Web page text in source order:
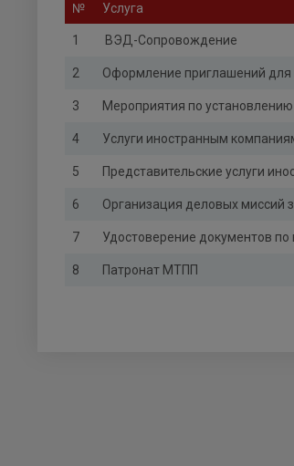
№ Услуга
1 ВЭД-Сопровождение
2 Оформление приглашений для
3 Мероприятия по
4 Услуги иностранным
5 Представительские услуги
6 Организация деловых миссий
7 Удостоверение документов
8 Патронат МТПП